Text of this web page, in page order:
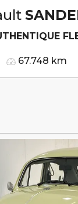
67.748 km